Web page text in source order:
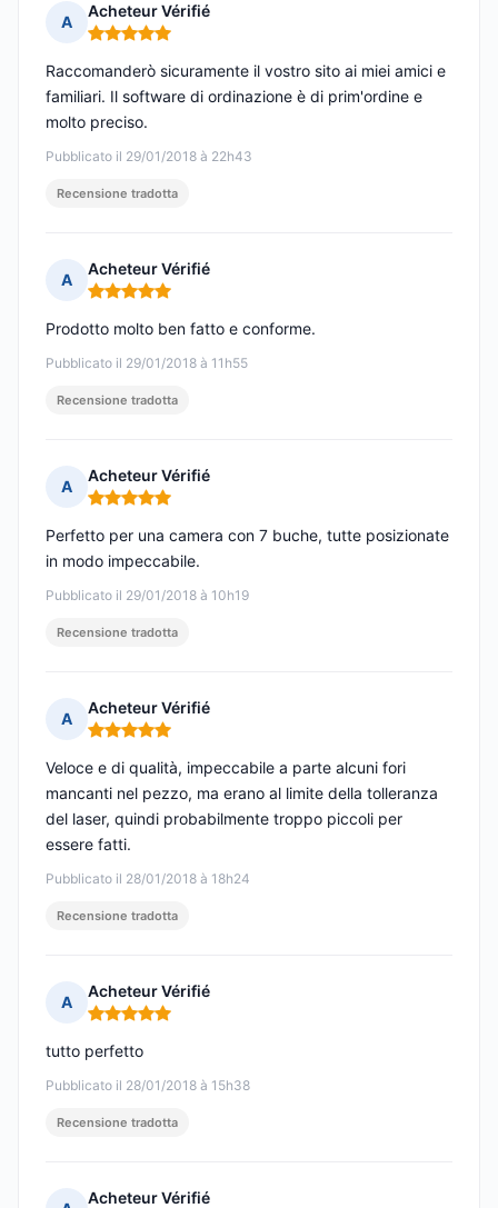
A
Acheteur Vérifié
Nota: 5 su 5
Pubblicato il 29/01/2018 à 22h43
Raccomanderò sicuramente il vostro sito ai miei amici e
familiari. Il software di ordinazione è di prim'ordine e
molto preciso.
Recensione tradotta
A
Acheteur Vérifié
Nota: 5 su 5
Pubblicato il 29/01/2018 à 11h55
Prodotto molto ben fatto e conforme.
Recensione tradotta
A
Acheteur Vérifié
Nota: 5 su 5
Pubblicato il 29/01/2018 à 10h19
Perfetto per una camera con 7 buche, tutte posizionate
in modo impeccabile.
Recensione tradotta
A
Acheteur Vérifié
Nota: 5 su 5
Pubblicato il 28/01/2018 à 18h24
Veloce e di qualità, impeccabile a parte alcuni fori
mancanti nel pezzo, ma erano al limite della tolleranza
del laser, quindi probabilmente troppo piccoli per
essere fatti.
Recensione tradotta
A
Acheteur Vérifié
Nota: 5 su 5
Pubblicato il 28/01/2018 à 15h38
tutto perfetto
Recensione tradotta
Acheteur Vérifié